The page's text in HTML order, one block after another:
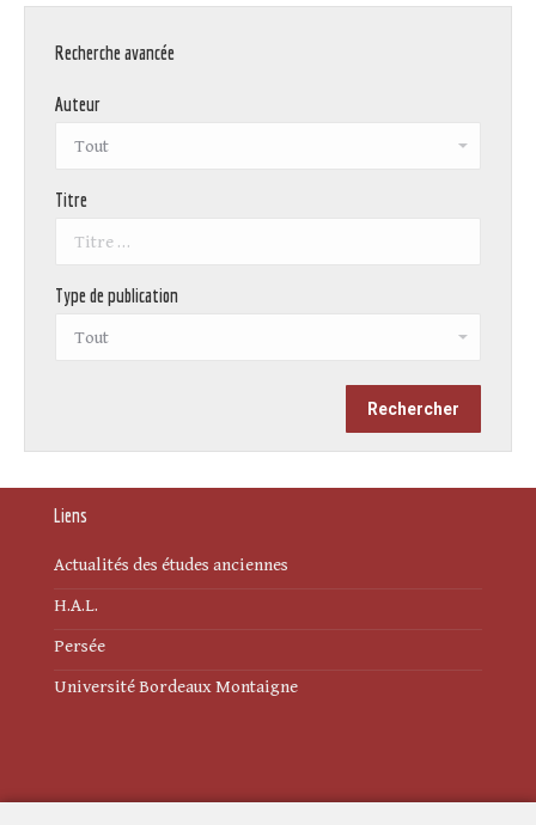
Recherche avancée
Auteur
Titre
Type de publication
Liens
Actualités des études anciennes
H.A.L.
Persée
Université Bordeaux Montaigne